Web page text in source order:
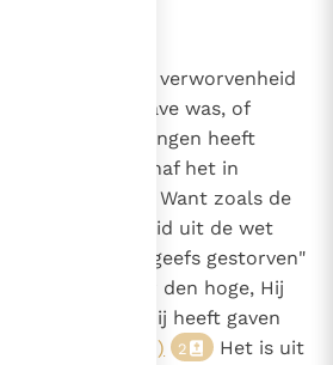
zijn schijnbare verworvenheid
het geen gave was, of
dat hij het ontvangen heeft
van buitenaf het in
vermeldde. Want zoals de
gerechtigheid uit de wet
Christus tevergeefs gestorven"
opgevaren naar den hoge, Hij
meegevoerd, Hij heeft gaven
(Ef. 4, 8) 2
Het is uit